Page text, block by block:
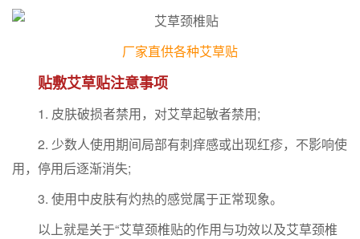
厂家直供各种艾草贴
贴敷艾草贴注意事项
1. 皮肤破损者禁用，对艾草起敏者禁用;
2. 少数人使用期间局部有刺痒感或出现红疹，不影响使
用，停用后逐渐消失;
3. 使用中皮肤有灼热的感觉属于正常现象。
以上就是关于“艾草颈椎贴的作用与功效以及艾草颈椎